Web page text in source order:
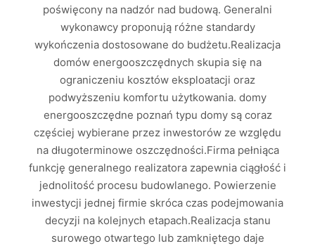
poświęcony na nadzór nad budową. Generalni
wykonawcy proponują różne standardy
wykończenia dostosowane do budżetu.Realizacja
domów energooszczędnych skupia się na
ograniczeniu kosztów eksploatacji oraz
podwyższeniu komfortu użytkowania. domy
energooszczędne poznań typu domy są coraz
częściej wybierane przez inwestorów ze względu
na długoterminowe oszczędności.Firma pełniąca
funkcję generalnego realizatora zapewnia ciągłość i
jednolitość procesu budowlanego. Powierzenie
inwestycji jednej firmie skróca czas podejmowania
decyzji na kolejnych etapach.Realizacja stanu
surowego otwartego lub zamkniętego daje